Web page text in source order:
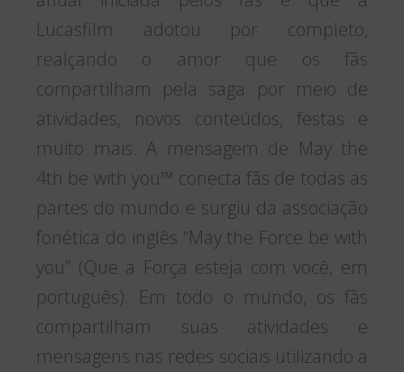
Lucasfilm adotou por completo,
realçando o amor que os fãs
compartilham pela saga por meio de
atividades, novos conteúdos, festas e
muito mais. A mensagem de May the
4th be with you™ conecta fãs de todas as
partes do mundo e surgiu da associação
fonética do inglês “May the Force be with
you” (Que a Força esteja com você, em
português). Em todo o mundo, os fãs
compartilham suas atividades e
mensagens nas redes sociais utilizando a